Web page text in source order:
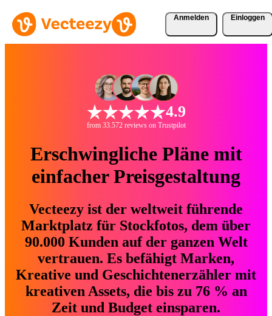
Anmelden Einloggen
4.9
from 33.572 reviews on Trustpilot
Erschwingliche Pläne mit
einfacher Preisgestaltung
Vecteezy ist der weltweit führende
Marktplatz für Stockfotos, dem über
90.000 Kunden auf der ganzen Welt
vertrauen. Es befähigt Marken,
Kreative und Geschichtenerzähler mit
kreativen Assets, die bis zu 76 % an
Zeit und Budget einsparen.